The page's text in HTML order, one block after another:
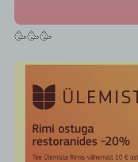
🥳🥳🥳